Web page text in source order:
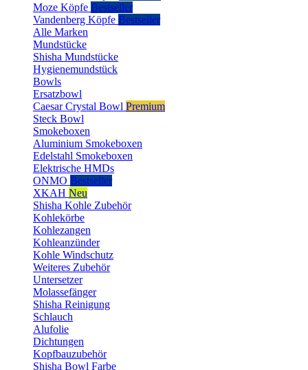
Moze Köpfe Bestseller
Vandenberg Köpfe Bestseller
Alle Marken
Mundstücke
Shisha Mundstücke
Hygienemundstück
Bowls
Ersatzbowl
Caesar Crystal Bowl Premium
Steck Bowl
Smokeboxen
Aluminium Smokeboxen
Edelstahl Smokeboxen
Elektrische HMDs
ONMO Bestseller
XKAH Neu
Shisha Kohle Zubehör
Kohlekörbe
Kohlezangen
Kohleanzünder
Kohle Windschutz
Weiteres Zubehör
Untersetzer
Molassefänger
Shisha Reinigung
Schlauch
Alufolie
Dichtungen
Kopfbauzubehör
Shisha Bowl Farbe